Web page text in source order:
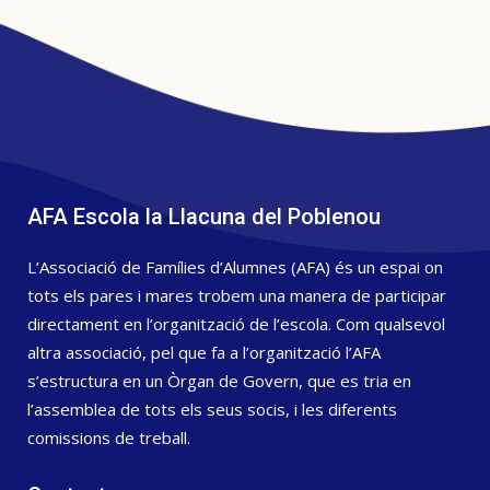
AFA Escola la Llacuna del Poblenou
L’Associació de Famílies d’Alumnes (AFA) és un espai on
tots els pares i mares trobem una manera de participar
directament en l’organització de l’escola. Com qualsevol
altra associació, pel que fa a l’organització l’AFA
s’estructura en un Òrgan de Govern, que es tria en
l’assemblea de tots els seus socis, i les diferents
comissions de treball.